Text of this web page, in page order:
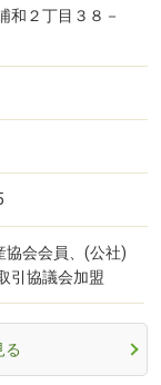
和２丁目３８－
協会会員、(公社)
引協議会加盟
る